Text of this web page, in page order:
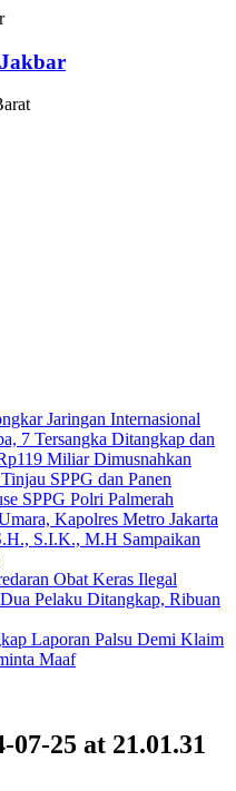
Jaringan Internasional
7 Tersangka Ditangkap dan
Miliar Dimusnahkan
SPPG dan Panen
SPPG Polri Palmerah
Kapolres Metro Jakarta
S.I.K., M.H Sampaikan
Obat Keras Ilegal
Pelaku Ditangkap, Ribuan
Laporan Palsu Demi Klaim
Maaf
25 at 21.01.31